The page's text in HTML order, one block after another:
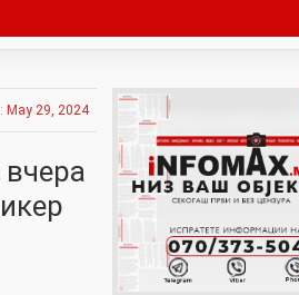
May 29, 2024